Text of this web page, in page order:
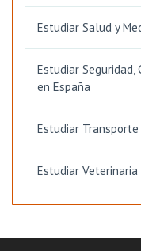
Estudiar Salud y
Estudiar Seguridad,
en España
Estudiar
Estudiar Veterinaria